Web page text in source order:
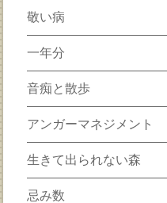
敬い病
一年分
音痴と散歩
アンガーマネジメント
生きて出られない森
忌み数